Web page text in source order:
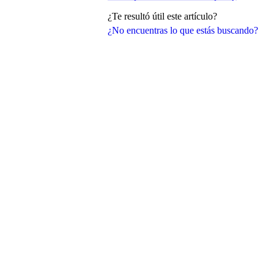
¿No encuentras lo que estás buscando?
¿Te resultó útil este artículo?